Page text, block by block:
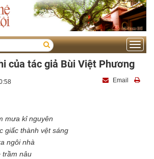
Toggle
của tác giả Bùi Việt Phương
Email
mưa kỉ nguyên
giấc thành vệt sáng
ngôi nhà
trầm nâu